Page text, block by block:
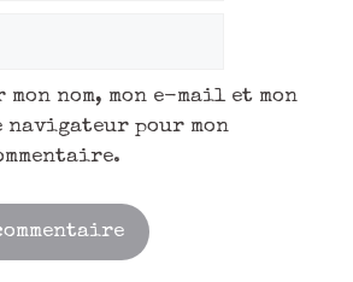
nom, mon e-mail et mon
navigateur pour mon